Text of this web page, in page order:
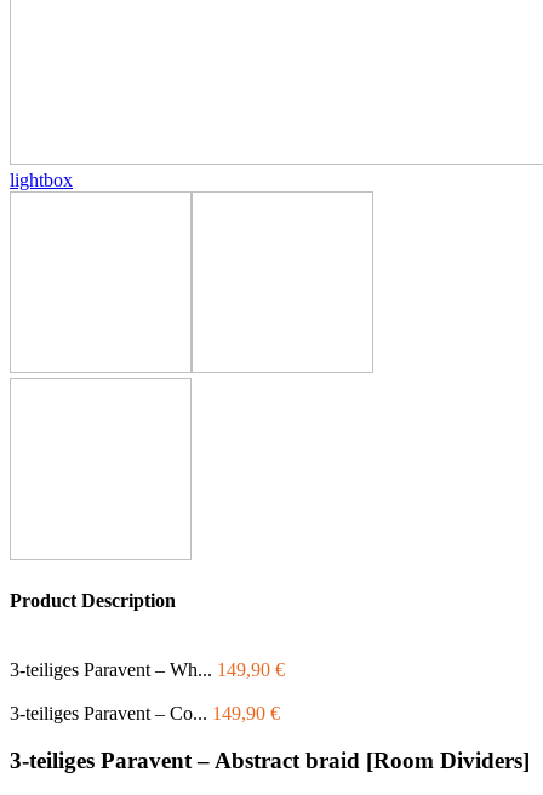
lightbox
Product Description
3-teiliges Paravent – Wh... 149,90 €
3-teiliges Paravent – Co... 149,90 €
3-teiliges Paravent – Abstract braid [Room Dividers]